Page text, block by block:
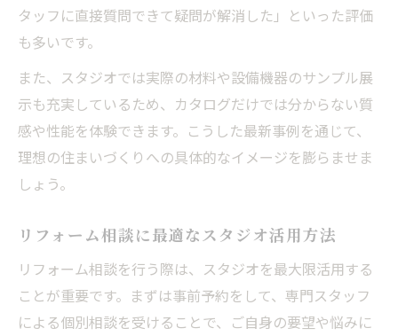
タッフに直接質問できて疑問が解消した」といった評価
も多いです。
また、スタジオでは実際の材料や設備機器のサンプル展
示も充実しているため、カタログだけでは分からない質
感や性能を体験できます。こうした最新事例を通じて、
理想の住まいづくりへの具体的なイメージを膨らませま
しょう。
リフォーム相談に最適なスタジオ活用方法
リフォーム相談を行う際は、スタジオを最大限活用する
ことが重要です。まずは事前予約をして、専門スタッフ
による個別相談を受けることで、ご自身の要望や悩みに